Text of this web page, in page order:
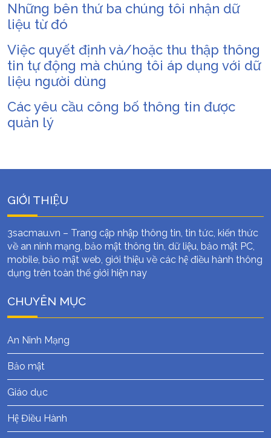
Những bên thứ ba chúng tôi nhận dữ
liệu từ đó
Việc quyết định và/hoặc thu thập thông
tin tự động mà chúng tôi áp dụng với dữ
liệu người dùng
Các yêu cầu công bố thông tin được
quản lý
GIỚI THIỆU
3sacmau.vn – Trang cập nhập thông tin, tin tức, kiến thức
về an ninh mạng, bảo mật thông tin, dữ liệu, bảo mật PC,
mobile, bảo mật web, giới thiệu về các hệ điều hành thông
dụng trên toàn thế giới hiện nay
CHUYÊN MỤC
An Ninh Mạng
Bảo mật
Giáo dục
Hệ Điều Hành